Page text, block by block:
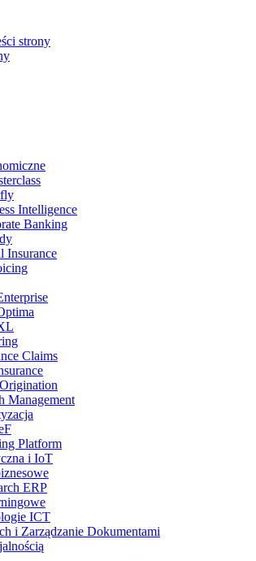
strony
Intelligence
Banking
Insurance
Claims
Management
Platform
i IoT
ERP
ICT
i Zarządzanie Dokumentami